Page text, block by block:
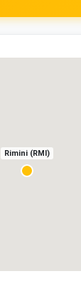
Rimini (RMI)